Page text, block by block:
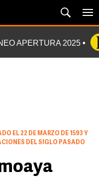
APERTURA 2025
EL 22 DE MARZO DE 1593 Y
DEL SIGLO PASADO